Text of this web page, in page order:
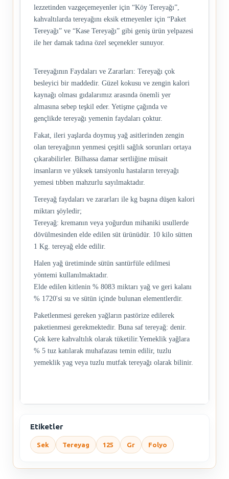
lezzetinden vazgeçemeyenler için “Köy Tereyağı”,
kahvaltılarda tereyağını eksik etmeyenler için “Paket
Tereyağı” ve “Kase Tereyağı” gibi geniş ürün yelpazesi
ile her damak tadına özel seçenekler sunuyor.
Tereyağının Faydaları ve Zararları: Tereyağı çok
besleyici bir maddedir. Güzel kokusu ve zengin kalori
kaynağı olması gıdalarımız arasında önemli yer
almasına sebep teşkil eder. Yetişme çağında ve
gençlikde tereyağı yemenin faydaları çoktur.
Fakat, ileri yaşlarda doymuş yağ asitlerinden zengin
olan tereyağının yenmesi çeşitli sağlık sorunları ortaya
çıkarabilirler. Bilhassa damar sertliğine müsait
insanların ve yüksek tansiyonlu hastaların tereyağı
yemesi tıbben mahzurlu sayılmaktadır.
Tereyağ faydaları ve zararları ile kg başına düşen kalori
miktarı şöyledir;
Tereyağ: kremanın veya yoğurdun mihaniki usullerde
dövülmesinden elde edilen süt ürünüdür. 10 kilo sütten
1 Kg. tereyağ elde edilir.
Halen yağ üretiminde sütün santürfüle edilmesi
yöntemi kullanılmaktadır.
Elde edilen kitlenin % 8083 miktarı yağ ve geri kalanı
% 1720'si su ve sütün içinde bulunan elementlerdir.
Paketlenmesi gereken yağların pastörize edilerek
paketienmesi gerekmektedir. Buna saf tereyağ: denir.
Çok kere kahvaltılık olarak tüketilir.Yemeklik yağlara
% 5 tuz katılarak muhafazası temin edilir, tuzlu
yemeklik yag veya tuzlu mutfak tereyağı olarak bilinir.
Etiketler
Sek Tereyag 125 Gr Folyo